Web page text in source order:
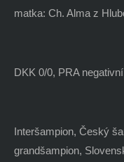
matka: Ch. Alma z
DKK 0/0, PRA
Interšampion, Český
grandšampion,